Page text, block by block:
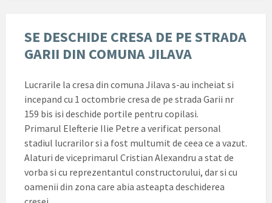
SE DESCHIDE CRESA DE PE STRADA
GARII DIN COMUNA JILAVA
Lucrarile la cresa din comuna Jilava s-au incheiat si
incepand cu 1 octombrie cresa de pe strada Garii nr
159 bis isi deschide portile pentru copilasi.
Primarul Elefterie Ilie Petre a verificat personal
stadiul lucrarilor si a fost multumit de ceea ce a vazut.
Alaturi de viceprimarul Cristian Alexandru a stat de
vorba si cu reprezentantul constructorului, dar si cu
oamenii din zona care abia asteapta deschiderea